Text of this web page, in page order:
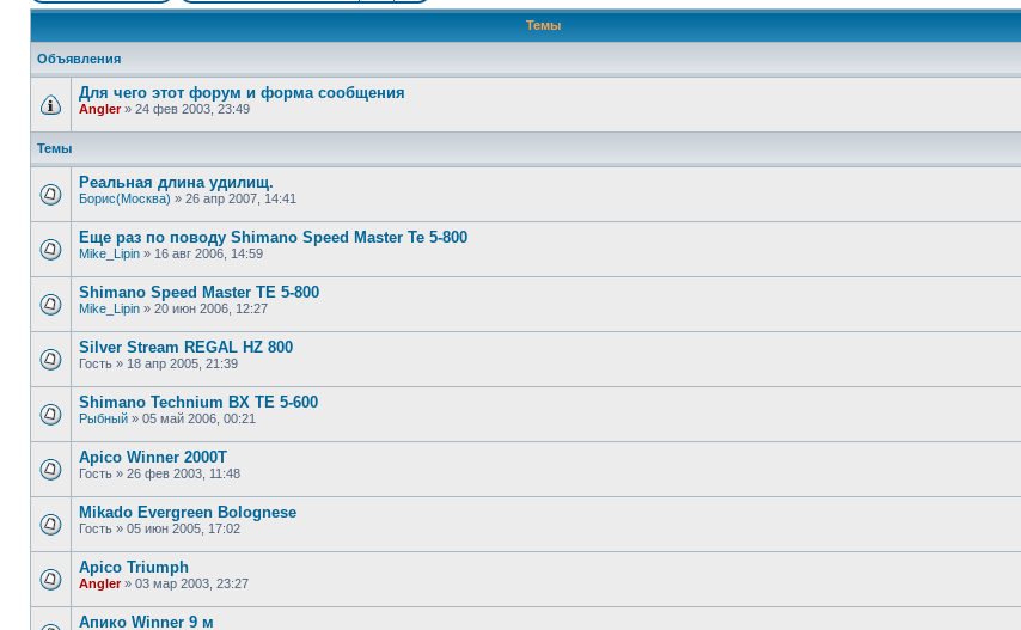
Темы
Объявления
Для чего этот форум и форма сообщения
Angler» 24 фев 2003, 23:49
Темы
Реальная длина удилищ.
Борис(Москва) » 26 апр 2007, 14:41
Еще раз по поводу Shimano Speed Master Te 5-800
Mike_Lipin » 16 авг 2006, 14:59
Shimano Speed Master TE 5-800
Mike_Lipin » 20 июн 2006, 12:27
Silver Stream REGAL HZ 800
Гость » 18 апр 2005, 21:39
Shimano Technium BX TE 5-600
Рыбный » 05 май 2006, 00:21
Apico Winner 2000T
Гость » 26 фев 2003, 11:48
Mikado Evergreen Bolognese
Гость » 05 июн 2005, 17:02
Apico Triumph
Angler» 03 мар 2003, 23:27
Апико Winner 9 м